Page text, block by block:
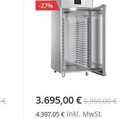
€
-27%
3.695,00 € 5.059,00 €
4.397,05 € inkl. MwSt.